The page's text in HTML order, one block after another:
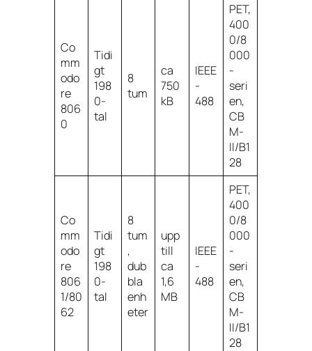
Co
mm
odo
re
806
0
Tidi
gt
198
0-
tal
8
tum
ca
750
kB
IEEE
-
488
PET,
400
0/8
000
-
seri
en,
CB
M-
II/B1
28
Co
mm
odo
re
806
1/80
62
Tidi
gt
198
0-
tal
8
tum
,
dub
bla
enh
eter
upp
till
ca
1,6
MB
IEEE
-
488
PET,
400
0/8
000
-
seri
en,
CB
M-
II/B1
28